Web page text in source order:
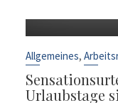
Allgemeines,
Urlaubstage